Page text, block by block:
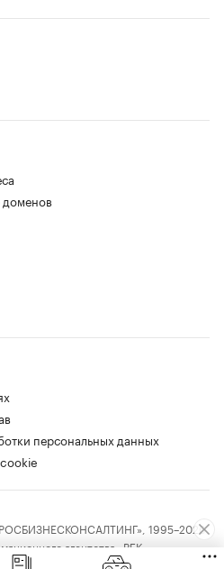
доменов
персональных данных
1995–2026.
агентства «РБК»
массовой информации выдано